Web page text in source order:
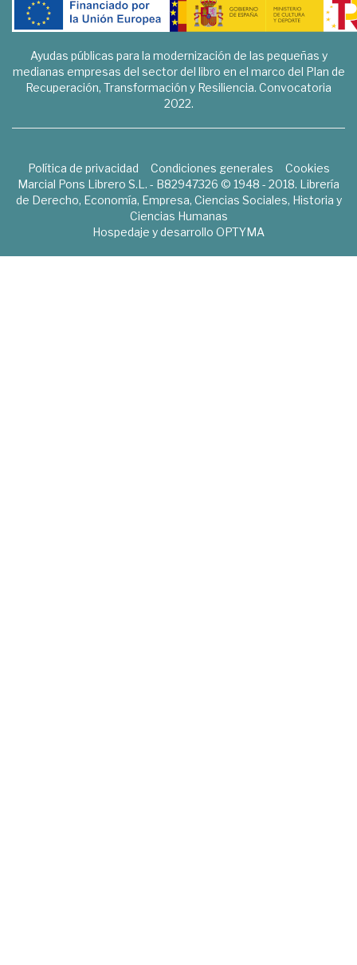
Ayudas públicas para la modernización de las pequeñas y
medianas empresas del sector del libro en el marco del Plan de
Recuperación, Transformación y Resiliencia. Convocatoria
2022.
Política de privacidad Condiciones generales
Cookies
Marcial Pons Librero S.L. - B82947326 © 1948 - 2018. Librería
de Derecho, Economía, Empresa, Ciencias Sociales, Historia y
Ciencias Humanas
Hospedaje y desarrollo OPTYMA